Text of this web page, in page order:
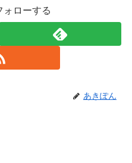
ォローする
あきぽん